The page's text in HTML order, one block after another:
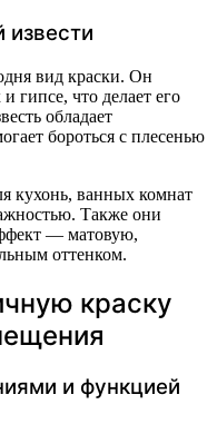
извести
вид краски. Он
гипсе, что делает его
обладает
бороться с плесенью
кухонь, ванных комнат
Также они
— матовую,
оттенком.
краску
и функцией